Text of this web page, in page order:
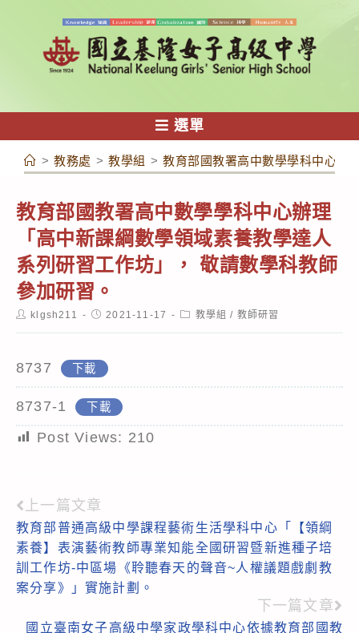
容
選單
> 教務處 > 教學組 > 教育部國教署高中數學學科中心辦
教育部國教署高中數學學科中心辦理
「高中新課綱數學領域素養教學達人
系列研習工作坊」， 敬請數學科教師
參加研習。
Postklgsh211
Post2021-11-17
Post教學組 / 教師研習
8737 下載
8737-1 下載
Post Views: 210
Read
more
articles
上一篇文章
教育部普通高級中學課程藝術生活學科中心「【領綱
素養】表演藝術教師專業知能全國研習暨新進種子培
訓工作坊-中區場《聆聽春天的聲音~人權議題戲劇教
案分享》」實施計劃。
下一篇文章
國立臺南女子高級中學家政學科中心依據教育部國教